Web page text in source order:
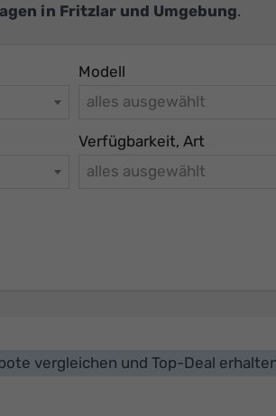
in Fritzlar und Umgebung.
Modell
alles ausgewählt
Verfügbarkeit, Art
alles ausgewählt
vergleichen und Top-Deal